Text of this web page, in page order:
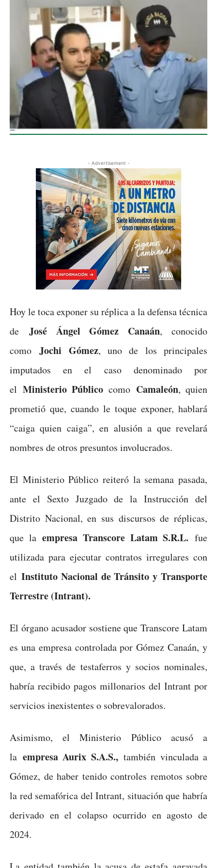
- Advertisement -
Hoy le toca exponer su réplica a la defensa técnica
de José Ángel Gómez Canaán, conocido
comoJochi Gómez, uno de los principales
imputados en el caso denominado por
el Ministerio Públicocomo Camaleón, quien
prometió que, cuando le toque exponer, hablará
“caiga quien caiga”, en alusión a que revelará
nombres de otros presuntos involucrados.
El Ministerio Público reiteró la semana pasada,
ante el Sexto Juzgado de la Instrucción del
Distrito Nacional, en sus discursos de réplicas,
que laempresa Transcore Latam S.R.L. fue
utilizada para ejecutar contratos irregulares con
el Instituto Nacional de Tránsito y Transporte
Terrestre (Intrant).
El órgano acusador sostiene que Transcore Latam
es una empresa controlada por Gómez Canaán, y
que, a través de testaferros y socios nominales,
habría recibido pagos millonarios del Intrant por
servicios inexistentes o sobrevalorados.
Asimismo, el Ministerio Público acusó a
la empresa Aurix S.A.S.,también vinculada a
Gómez, de haber tenido controles remotos sobre
la red semafórica del Intrant, situación que habría
derivado en el colapso ocurrido en agosto de
2024.